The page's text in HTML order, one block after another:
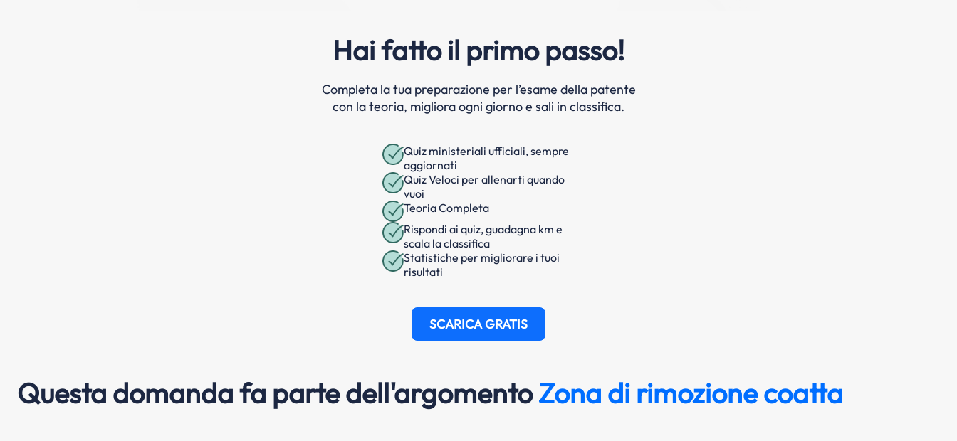
Hai fatto il primo passo!
Completa la tua preparazione per l’esame della patente
con la teoria, migliora ogni giorno e sali in classifica.
Quiz ministeriali ufficiali, sempre
aggiornati
Quiz Veloci per allenarti quando
vuoi
Teoria Completa
Rispondi ai quiz, guadagna km e
scala la classifica
Statistiche per migliorare i tuoi
risultati
SCARICA GRATIS
Questa domanda fa parte dell'argomentoZona di rimozione coatta